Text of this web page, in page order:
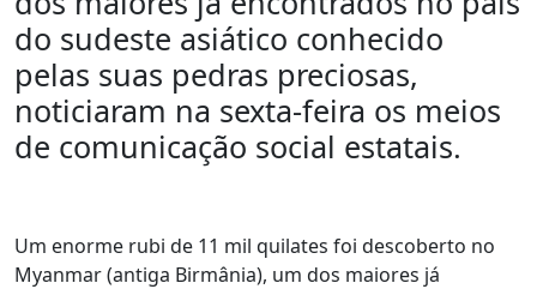
do sudeste asiático conhecido
pelas suas pedras preciosas,
noticiaram na sexta-feira os meios
de comunicação social estatais.
Um enorme rubi de 11 mil quilates foi descoberto no
Myanmar (antiga Birmânia), um dos maiores já